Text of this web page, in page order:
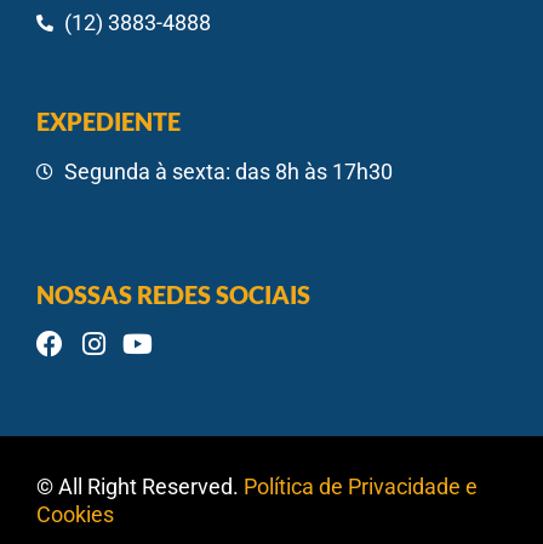
(12) 3883-4888
EXPEDIENTE
Segunda à sexta: das 8h às 17h30
NOSSAS REDES SOCIAIS
© All Right Reserved. Política de Privacidade e
Cookies